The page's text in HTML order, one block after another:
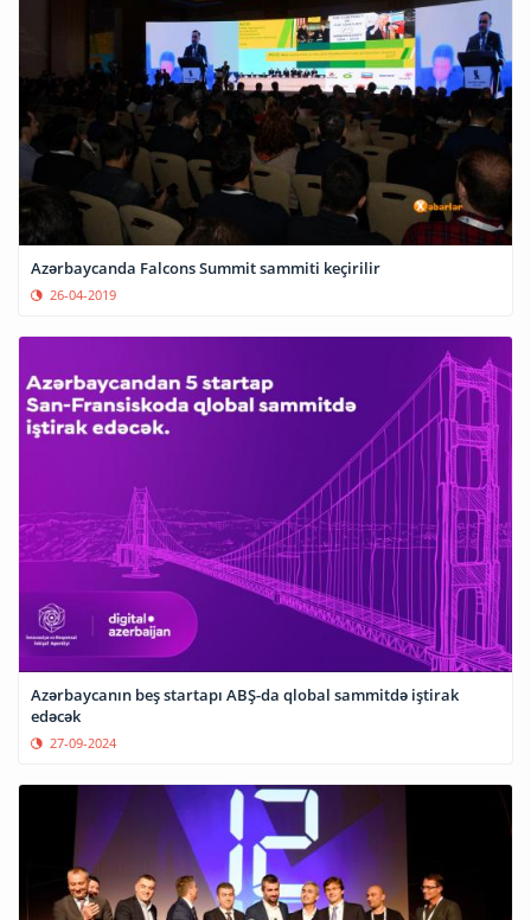
Azərbaycanda Falcons Summit sammiti keçirilir
26-04-2019
Azərbaycanın beş startapı ABŞ-da qlobal sammitdə iştirak
edəcək
27-09-2024